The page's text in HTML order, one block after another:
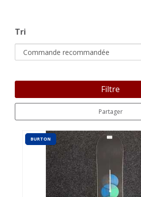
Tri
Filtre
Partager
BURTON